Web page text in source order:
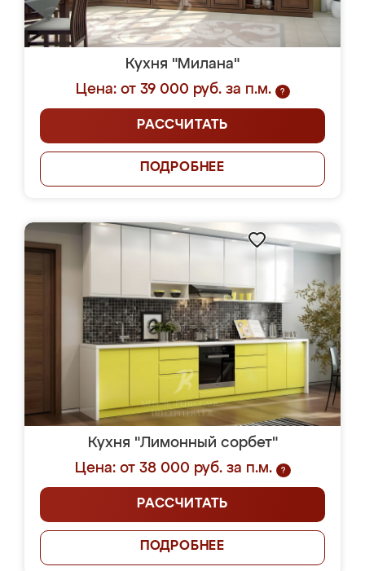
Кухня "Милана"
Цена: от 39 000 руб. за п.м.
?
РАССЧИТАТЬ
ПОДРОБНЕЕ
Кухня "Лимонный сорбет"
Цена: от 38 000 руб. за п.м.
?
РАССЧИТАТЬ
ПОДРОБНЕЕ